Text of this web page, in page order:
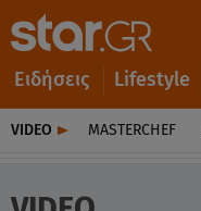
Ειδήσεις Lifestyle
VIDEO MASTERCHEF